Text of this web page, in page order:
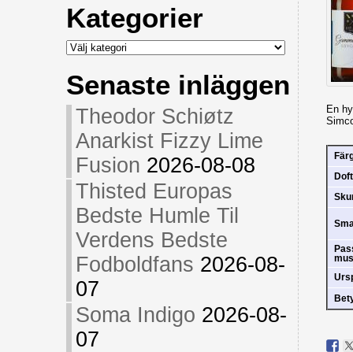
Kategorier
Kategorier
Senaste inläggen
Theodor Schiøtz
Anarkist Fizzy Lime
Fusion 2026-08-08
Thisted Europas
Bedste Humle Til
Verdens Bedste
Fodboldfans 2026-08-
07
Soma Indigo 2026-08-
07
En
Doft